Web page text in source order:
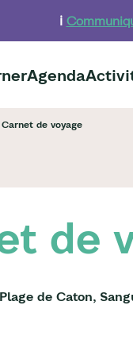
ℹ️
Agenda
de voyage
de
de Caton,